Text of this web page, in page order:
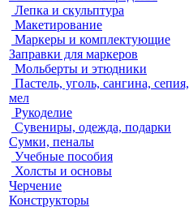
Лепка и скульптура
Макетирование
Маркеры и комплектующие
Заправки для маркеров
Мольберты и этюдники
Пастель, уголь, сангина, сепия,
мел
Рукоделие
Сувениры, одежда, подарки
Сумки, пеналы
Учебные пособия
Холсты и основы
Черчение
Конструкторы